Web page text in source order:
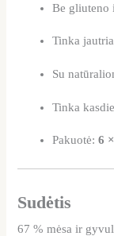
Be gliuteno
Tinka
Su
Tinka
Pakuotė:6
Sudėtis
67 % mėsa ir